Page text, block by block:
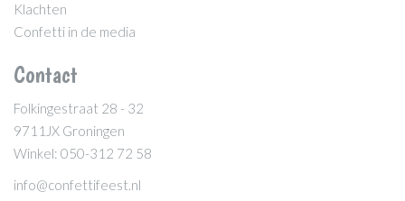
Klachten
Confetti in de media
Contact
Folkingestraat 28 - 32
9711JX Groningen
Winkel: 050-312 72 58
info@confettifeest.nl